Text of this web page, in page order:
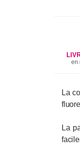
en
La
La